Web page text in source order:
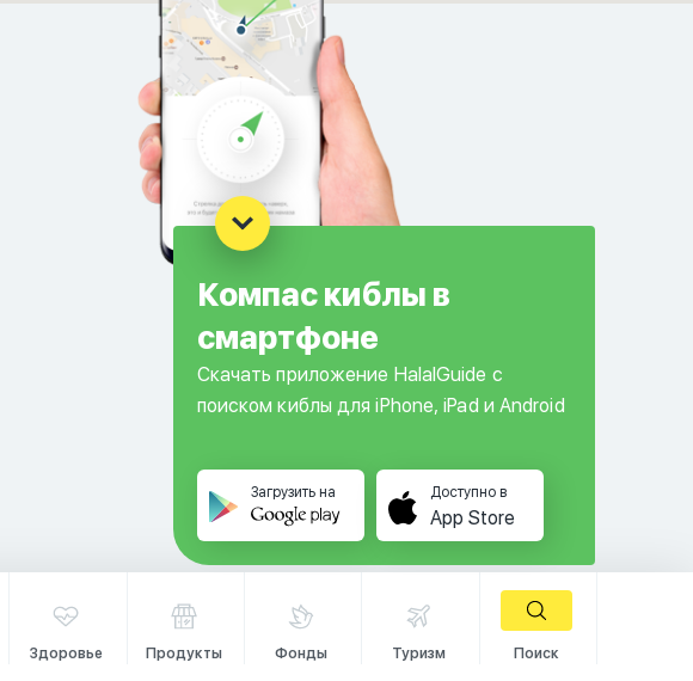
Компас киблы в
смартфоне
Скачать приложение HalalGuide с
поиском киблы для iPhone, iPad и Android
Загрузить на Доступно в
App Store
Здоровье Продукты Фонды Туризм Поиск